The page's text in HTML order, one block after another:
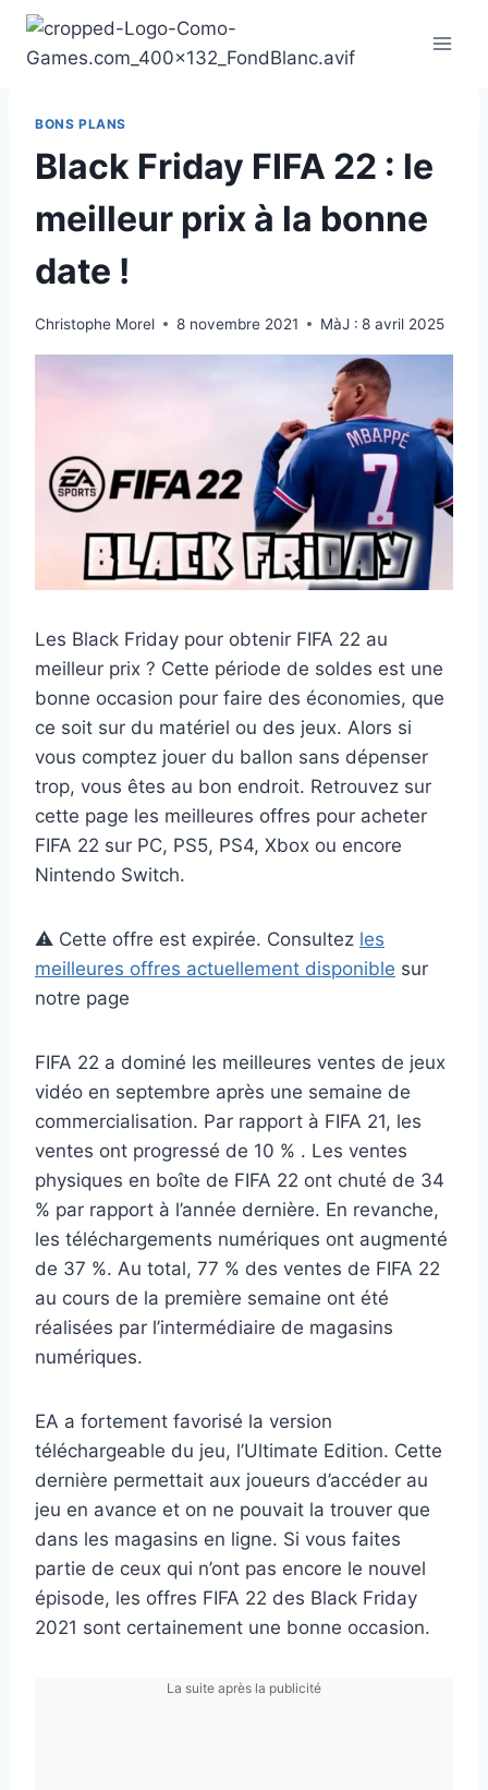
Aller
contenu
BONS PLANS
Black Friday FIFA 22 : le
meilleur prix à la bonne
date !
Christophe Morel 8 novembre 2021 MàJ : 8 avril 2025
Les Black Friday pour obtenir FIFA 22 au
meilleur prix ? Cette période de soldes est une
bonne occasion pour faire des économies, que
ce soit sur du matériel ou des jeux. Alors si
vous comptez jouer du ballon sans dépenser
trop, vous êtes au bon endroit. Retrouvez sur
cette page les meilleures offres pour acheter
FIFA 22 sur PC, PS5, PS4, Xbox ou encore
Nintendo Switch.
⚠️ Cette offre est expirée. Consultez les
meilleures offres actuellement disponible sur
notre page
FIFA 22 a dominé les meilleures ventes de jeux
vidéo en septembre après une semaine de
commercialisation. Par rapport à FIFA 21, les
ventes ont progressé de 10 % . Les ventes
physiques en boîte de FIFA 22 ont chuté de 34
% par rapport à l’année dernière. En revanche,
les téléchargements numériques ont augmenté
de 37 %. Au total, 77 % des ventes de FIFA 22
au cours de la première semaine ont été
réalisées par l’intermédiaire de magasins
numériques.
EA a fortement favorisé la version
téléchargeable du jeu, l’Ultimate Edition. Cette
dernière permettait aux joueurs d’accéder au
jeu en avance et on ne pouvait la trouver que
dans les magasins en ligne. Si vous faites
partie de ceux qui n’ont pas encore le nouvel
épisode, les offres FIFA 22 des Black Friday
2021 sont certainement une bonne occasion.
La suite après la publicité